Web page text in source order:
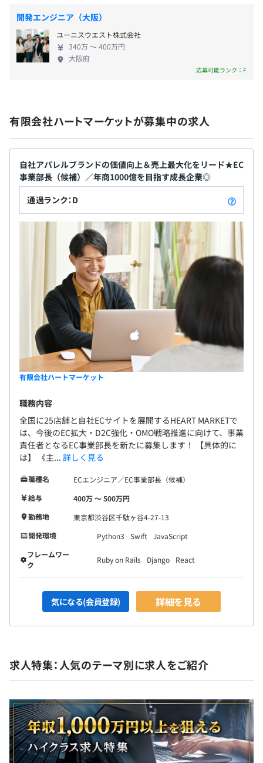
現状は少人数構成ですので、一人ひとりが１つの機能を担
に自分で仕事を取ってきて、要件定義～テスト、サポート
まで担当できる自由な環境です。
開発エンジニア（大阪）
ユーニスウエスト株式会社
340万 〜 400万円
大阪府
応募可能ランク：F
有限会社ハートマーケットが募集中の求人
自社アパレルブランドの価値向上＆売上最大化をリード★EC
事業部長（候補）／年商1000億を目指す成長企業◎
通過ランク：D
有限会社ハートマーケット
職務内容
全国に25店舗と自社ECサイトを展開するHEART MARKETで
は、今後のEC拡大・D2C強化・OMO戦略推進に向けて、事業
責任者となるEC事業部長を新たに募集します！ 【具体的に
は】 《主... 詳しく見る
職種名
ECエンジニア／EC事業部長（候補）
給与
400万 〜 500万円
勤務地
東京都渋谷区千駄ヶ谷4-27-13
開発環境
Python3 Swift
JavaScript
フレームワー
ク
Ruby on Rails Django React
気になる(会員登録) 詳細を見る
求人特集：人気のテーマ別に求人をご紹介